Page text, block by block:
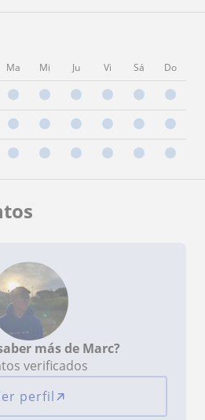
Ma Mi Ju Vi Sá Do
más de Marc?
verificados
perfil